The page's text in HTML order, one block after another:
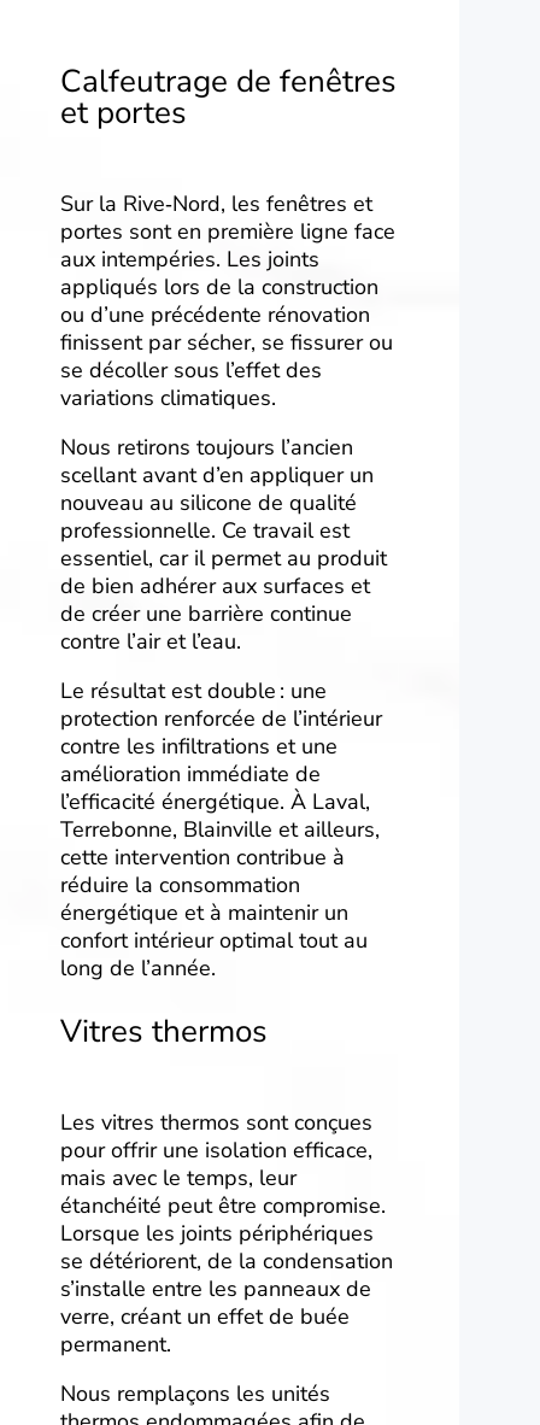
Calfeutrage de fenêtres
et portes
Sur la Rive‑Nord, les fenêtres et
portes sont en première ligne face
aux intempéries. Les joints
appliqués lors de la construction
ou d’une précédente rénovation
finissent par sécher, se fissurer ou
se décoller sous l’effet des
variations climatiques.
Nous retirons toujours l’ancien
scellant avant d’en appliquer un
nouveau au silicone de qualité
professionnelle. Ce travail est
essentiel, car il permet au produit
de bien adhérer aux surfaces et
de créer une barrière continue
contre l’air et l’eau.
Le résultat est double : une
protection renforcée de l’intérieur
contre les infiltrations et une
amélioration immédiate de
l’efficacité énergétique. À Laval,
Terrebonne, Blainville et ailleurs,
cette intervention contribue à
réduire la consommation
énergétique et à maintenir un
confort intérieur optimal tout au
long de l’année.
Vitres thermos
Les vitres thermos sont conçues
pour offrir une isolation efficace,
mais avec le temps, leur
étanchéité peut être compromise.
Lorsque les joints périphériques
se détériorent, de la condensation
s’installe entre les panneaux de
verre, créant un effet de buée
permanent.
Nous remplaçons les unités